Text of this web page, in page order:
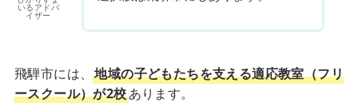
いるアドバ
イザー
飛騨市には、地域の子どもたちを支える適応教室（フリ
ースクール）が2校あります。